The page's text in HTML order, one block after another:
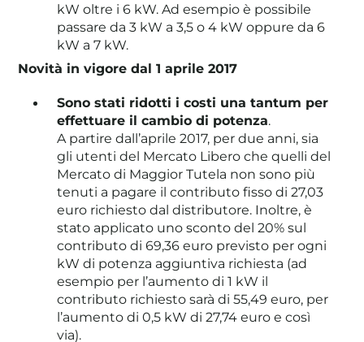
kW oltre i 6 kW. Ad esempio è possibile
passare da 3 kW a 3,5 o 4 kW oppure da 6
kW a 7 kW.
Novità in vigore dal 1 aprile 2017
Sono stati ridotti i costi una tantum per
effettuare il cambio di potenza.
A partire dall’aprile 2017, per due anni, sia
gli utenti del Mercato Libero che quelli del
Mercato di Maggior Tutela non sono più
tenuti a pagare il contributo fisso di 27,03
euro richiesto dal distributore. Inoltre, è
stato applicato uno sconto del 20% sul
contributo di 69,36 euro previsto per ogni
kW di potenza aggiuntiva richiesta (ad
esempio per l’aumento di 1 kW il
contributo richiesto sarà di 55,49 euro, per
l’aumento di 0,5 kW di 27,74 euro e così
via).